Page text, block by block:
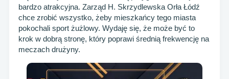
bardzo atrakcyjna. Zarząd H. Skrzydlewska Orła Łódź
chce zrobić wszystko, żeby mieszkańcy tego miasta
pokochali sport żużlowy. Wydaję się, że może być to
krok w dobrą stronę, który poprawi średnią frekwencję na
meczach drużyny.